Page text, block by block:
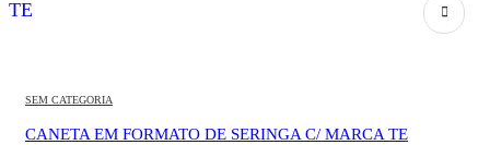
SEM CATEGORIA
CANETA EM FORMATO DE SERINGA C/ MARCA TE